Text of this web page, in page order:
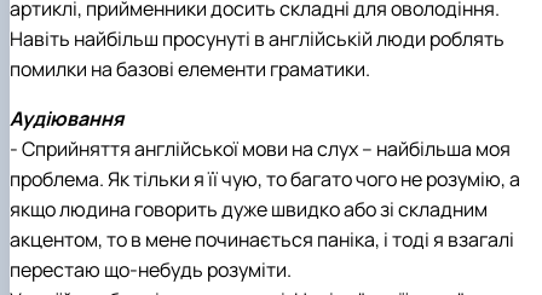
артиклі, прийменники досить складні для оволодіння.
Навіть найбільш просунуті в англійській люди роблять
помилки на базові елементи граматики.
Аудіювання
- Сприйняття англійської мови на слух – найбільша моя
проблема. Як тільки я її чую, то багато чого не розумію, а
якщо людина говорить дуже швидко або зі складним
акцентом, то в мене починається паніка, і тоді я взагалі
перестаю що-небудь розуміти.